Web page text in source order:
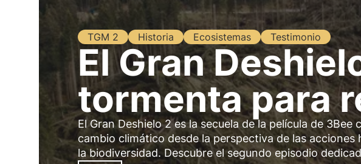
TGM 2 Historia Ecosistemas Testimonio
El Gran
tormenta para
El Gran Deshielo 2 es la secuela de la película de
cambio climático desde la perspectiva de las
la biodiversidad. Descubre el segundo episodio